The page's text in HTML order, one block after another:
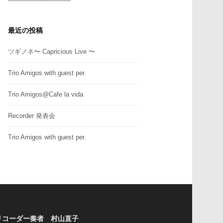
リ
最近の投稿
ツギノネ〜 Capricious Live 〜
Trio Amigos with guest per.
Trio Amigos@Cafe la vida
Recorder 発表会
Trio Amigos with guest per.
コーダー奏者 村山直子